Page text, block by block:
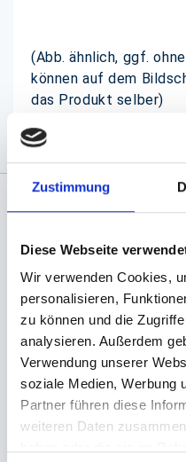
Zustimmung
Diese Webseite
Wir verwenden Cookies,
personalisieren,
zu können und die
analysieren. Außerdem
Verwendung unserer
soziale Medien, Werbung
Partner führen diese
weiteren Daten
(Abb. ähnlich, ggf.
können auf dem
das Produkt selber)
Sie könnten auch an
interessiert sein